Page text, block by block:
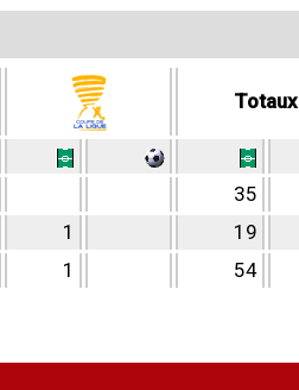
Totaux
35
1 19
1 54